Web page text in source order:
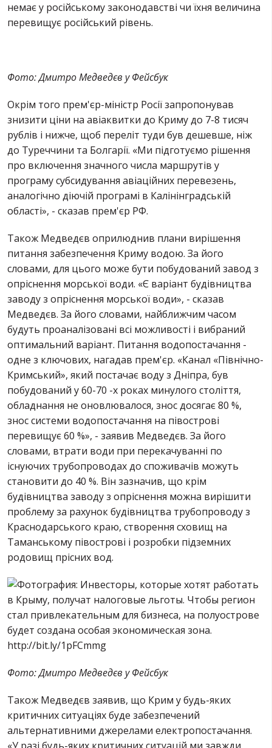
немає у російському законодавстві чи їхня величина
перевищує російський рівень.
Фото: Дмитро Медведєв у Фейсбук
Окрім того прем'єр-міністр Росії запропонував
знизити ціни на авіаквитки до Криму до 7-8 тисяч
рублів і нижче, щоб переліт туди був дешевше, ніж
до Туреччини та Болгарії. «Ми підготуємо рішення
про включення значного числа маршрутів у
програму субсидування авіаційних перевезень,
аналогічно діючій програмі в Калінінградській
області», - сказав прем'єр РФ.
Також Медведєв оприлюднив плани вирішення
питання забезпечення Криму водою. За його
словами, для цього може бути побудований завод з
опріснення морської води. «Є варіант будівництва
заводу з опріснення морської води», - сказав
Медведєв. За його словами, найближчим часом
будуть проаналізовані всі можливості і вибраний
оптимальний варіант. Питання водопостачання -
одне з ключових, нагадав прем'єр. «Канал «Північно-
Кримський», який постачає воду з Дніпра, був
побудований у 60-70 -х роках минулого століття,
обладнання не оновлювалося, знос досягає 80 %,
знос системи водопостачання на півострові
перевищує 60 %», - заявив Медведєв. За його
словами, втрати води при перекачуванні по
існуючих трубопроводах до споживачів можуть
становити до 40 %. Він зазначив, що крім
будівництва заводу з опріснення можна вирішити
проблему за рахунок будівництва трубопроводу з
Краснодарського краю, створення сховищ на
Таманському півострові і розробки підземних
родовищ прісних вод.
Фото: Дмитро Медведєв у Фейсбук
Також Медведєв заявив, що Крим у будь-яких
критичних ситуаціях буде забезпечений
альтернативними джерелами електропостачання.